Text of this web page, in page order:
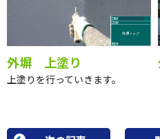
外塀 上塗り
上塗りを行っていきます。